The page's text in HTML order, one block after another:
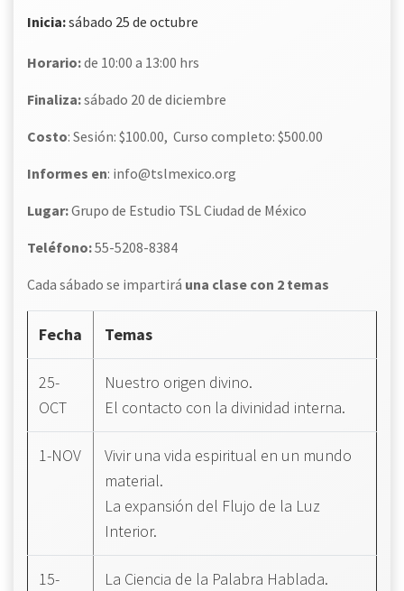
Inicia:sábado 25 de octubre
Horario:de 10:00 a 13:00 hrs
Finaliza:sábado 20 de diciembre
Costo: Sesión: $100.00, Curso completo: $500.00
Informes en: info@tslmexico.org
Lugar:Grupo de Estudio TSL Ciudad de México
Teléfono:55-5208-8384
Cada sábado se impartirá una clase con 2 temas
Fecha Temas
25-
OCT
Nuestro origen divino.
El contacto con la divinidad interna.
1-NOV
Vivir una vida espiritual en un mundo
material.
La expansión del Flujo de la Luz
Interior.
15-
La Ciencia de la Palabra Hablada.